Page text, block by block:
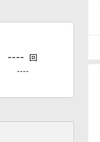
---- 回
----